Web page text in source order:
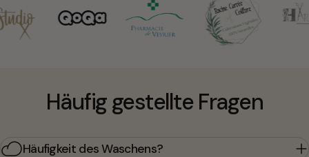
Häufig gestellte Fragen
Häufigkeit des Waschens?